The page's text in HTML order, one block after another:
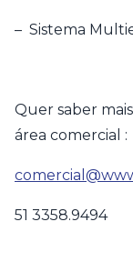
– Sistema
Quer saber
área comercial :
51 3358.9494